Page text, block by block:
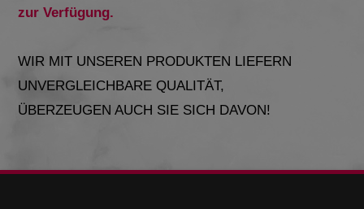
zur Verfügung.
WIR MIT UNSEREN PRODUKTEN LIEFERN
UNVERGLEICHBARE QUALITÄT,
ÜBERZEUGEN AUCH SIE SICH DAVON!